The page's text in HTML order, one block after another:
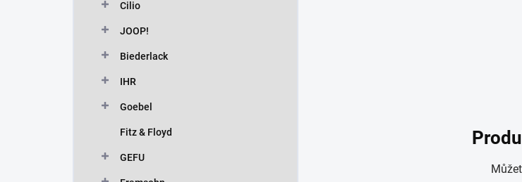
Cilio
JOOP!
Biederlack
IHR
Goebel
Fitz & Floyd
GEFU